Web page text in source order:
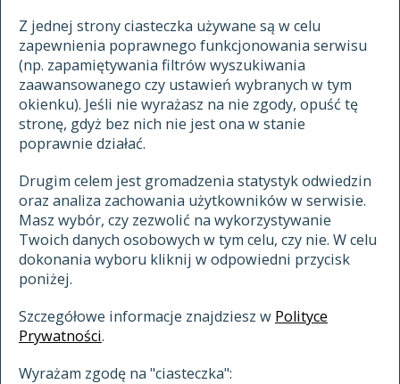
Z jednej strony ciasteczka używane są w celu
zapewnienia poprawnego funkcjonowania serwisu
(np. zapamiętywania filtrów wyszukiwania
zaawansowanego czy ustawień wybranych w tym
okienku). Jeśli nie wyrażasz na nie zgody, opuść tę
stronę, gdyż bez nich nie jest ona w stanie
poprawnie działać.
Drugim celem jest gromadzenia statystyk odwiedzin
oraz analiza zachowania użytkowników w serwisie.
Masz wybór, czy zezwolić na wykorzystywanie
Twoich danych osobowych w tym celu, czy nie. W celu
dokonania wyboru kliknij w odpowiedni przycisk
poniżej.
Szczegółowe informacje znajdziesz w Polityce
Prywatności.
Wyrażam zgodę na "ciasteczka":
autorzy tekstów źródłowych
zasady opracowania
statystyki
najnowsze hasła
ostatnio zmodyfikowane hasła
materiały archiwalne
cytowanie
kontakt
XVII I XVIII WIEKU
znajdź hasła
zaczynające się od
indeksie